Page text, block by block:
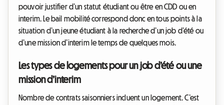
pouvoir justifier d’un statut étudiant ou être en CDD ou en
interim. Le bail mobilité correspond donc en tous points à la
situation d’un jeune étudiant à la recherche d’un job d’été ou
d’une mission d’interim le temps de quelques mois.
Les types de logements pour un job d’été ou une
mission d’interim
Nombre de contrats saisonniers incluent un logement. C’est